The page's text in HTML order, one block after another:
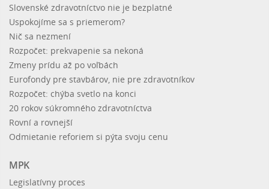
Slovenské zdravotníctvo nie je bezplatné
Uspokojíme sa s priemerom?
Nič sa nezmení
Rozpočet: prekvapenie sa nekoná
Zmeny prídu až po voľbách
Eurofondy pre stavbárov, nie pre zdravotníkov
Rozpočet: chýba svetlo na konci
20 rokov súkromného zdravotníctva
Rovní a rovnejší
Odmietanie reforiem si pýta svoju cenu
MPK
Legislatívny proces